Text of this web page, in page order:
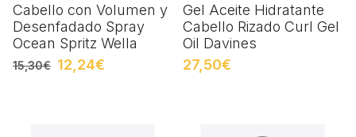
Cabello con Volumen y
Desenfadado Spray
Ocean Spritz Wella
15,30€ 12,24€
Gel Aceite Hidratante
Cabello Rizado Curl Gel
Oil Davines
27,50€